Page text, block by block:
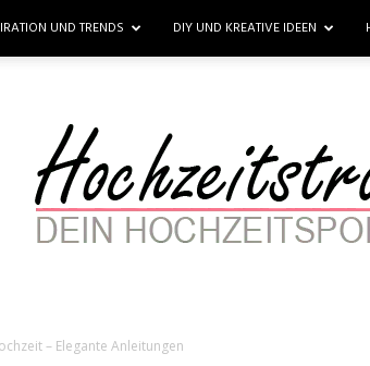
UND TRENDS DIY UND KREATIVE IDEEN
– Elegante Anleitungen